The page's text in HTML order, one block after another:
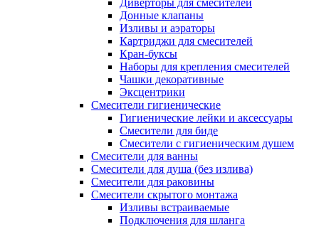
Диверторы для смесителей
Донные клапаны
Изливы и аэраторы
Картриджи для смесителей
Кран-буксы
Наборы для крепления смесителей
Чашки декоративные
Эксцентрики
Смесители гигиенические
Гигиенические лейки и аксессуары
Смесители для биде
Смесители с гигиеническим душем
Смесители для ванны
Смесители для душа (без излива)
Смесители для раковины
Смесители скрытого монтажа
Изливы встраиваемые
Подключения для шланга